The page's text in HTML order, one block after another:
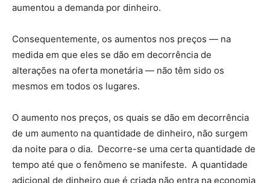
aumentou a demanda por dinheiro.
Consequentemente, os aumentos nos preços — na
medida em que eles se dão em decorrência de
alterações na oferta monetária — não têm sido os
mesmos em todos os lugares.
O aumento nos preços, os quais se dão em decorrência
de um aumento na quantidade de dinheiro, não surgem
da noite para o dia. Decorre-se uma certa quantidade de
tempo até que o fenômeno se manifeste. A quantidade
adicional de dinheiro que é criada não entra na economia